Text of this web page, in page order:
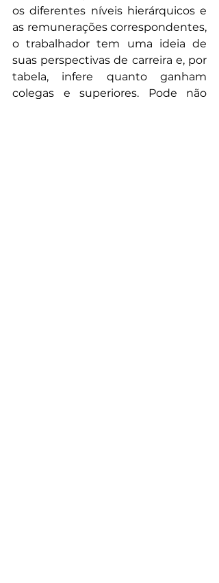
os diferentes níveis hierárquicos e
as remunerações correspondentes,
o trabalhador tem uma ideia de
suas perspectivas de carreira e, por
tabela, infere quanto ganham
colegas e superiores. Pode não